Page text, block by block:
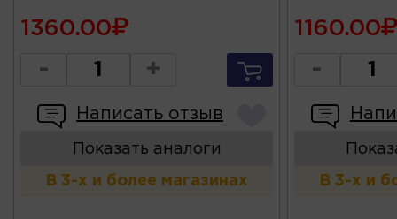
1360.00
- +
Написать отзыв
Показать аналоги
В 3-х и более магазинах
1160.00
-
В 3-х и